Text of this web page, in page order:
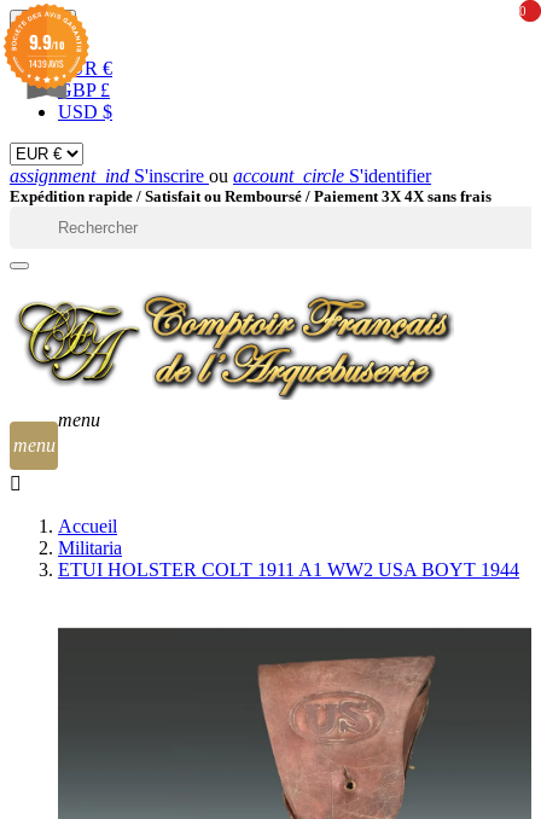
EUR 
EUR €
GBP £
USD $
assignment_ind S'inscrire ou account_circle S'identifier
Expédition rapide / Satisfait ou Remboursé / Paiement 3X 4X sans frais
menu
0
0
menu
Accueil
Militaria
ETUI HOLSTER COLT 1911 A1 WW2 USA BOYT 1944
9.9/10
1439 AVIS